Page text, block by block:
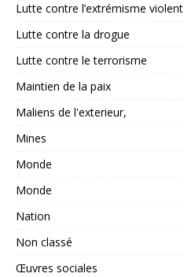
Lutte contre l’extrémisme violent
Lutte contre la drogue
Lutte contre le terrorisme
Maintien de la paix
Maliens de l'exterieur,
Mines
Monde
Monde
Nation
Non classé
Œuvres sociales